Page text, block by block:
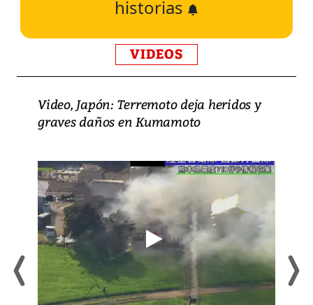
historias
VIDEOS
Video, Japón: Terremoto deja heridos y
graves daños en Kumamoto